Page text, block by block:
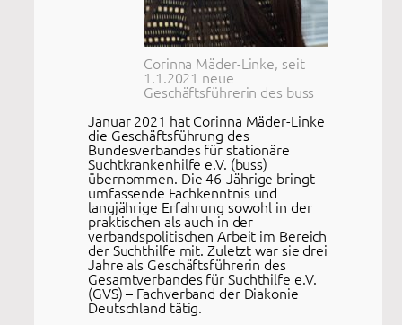
Corinna Mäder-Linke, seit
1.1.2021 neue
Geschäftsführerin des buss
Januar 2021 hat Corinna Mäder-Linke
die Geschäftsführung des
Bundesverbandes für stationäre
Suchtkrankenhilfe e.V. (buss)
übernommen. Die 46-Jährige bringt
umfassende Fachkenntnis und
langjährige Erfahrung sowohl in der
praktischen als auch in der
verbandspolitischen Arbeit im Bereich
der Suchthilfe mit. Zuletzt war sie drei
Jahre als Geschäftsführerin des
Gesamtverbandes für Suchthilfe e.V.
(GVS) – Fachverband der Diakonie
Deutschland tätig.